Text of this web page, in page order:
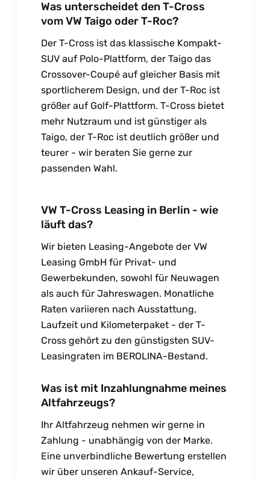
Was unterscheidet den T-Cross
vom VW Taigo oder T-Roc?
Der T-Cross ist das klassische Kompakt-
SUV auf Polo-Plattform, der Taigo das
Crossover-Coupé auf gleicher Basis mit
sportlicherem Design, und der T-Roc ist
größer auf Golf-Plattform. T-Cross bietet
mehr Nutzraum und ist günstiger als
Taigo, der T-Roc ist deutlich größer und
teurer - wir beraten Sie gerne zur
passenden Wahl.
VW T-Cross Leasing in Berlin - wie
läuft das?
Wir bieten Leasing-Angebote der VW
Leasing GmbH für Privat- und
Gewerbekunden, sowohl für Neuwagen
als auch für Jahreswagen. Monatliche
Raten variieren nach Ausstattung,
Laufzeit und Kilometerpaket - der T-
Cross gehört zu den günstigsten SUV-
Leasingraten im BEROLINA-Bestand.
Was ist mit Inzahlungnahme meines
Altfahrzeugs?
Ihr Altfahrzeug nehmen wir gerne in
Zahlung - unabhängig von der Marke.
Eine unverbindliche Bewertung erstellen
wir über unseren Ankauf-Service,